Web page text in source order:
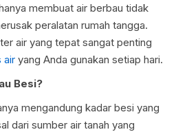
membuat air berbau tidak
peralatan rumah tangga.
air yang tepat sangat penting
air yang Anda gunakan setiap hari.
Besi?
mengandung kadar besi yang
dari sumber air tanah yang